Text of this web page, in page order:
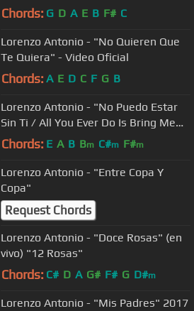
Up Your Heart"
Chords: G D A E B F# C
Lorenzo Antonio - "No Quieren Que
Te Quiera" - Video Oficial
Chords: A E D C F G B
Lorenzo Antonio - "No Puedo Estar
Sin Ti / All You Ever Do Is Bring Me
Down"
Chords: E A B Bm C#m F#m
Lorenzo Antonio - "Entre Copa Y
Copa"
Request Chords
Lorenzo Antonio - "Doce Rosas" (en
vivo) "12 Rosas"
Chords: C# D A G# F# G D#m
Lorenzo Antonio - "Mis Padres" 2017